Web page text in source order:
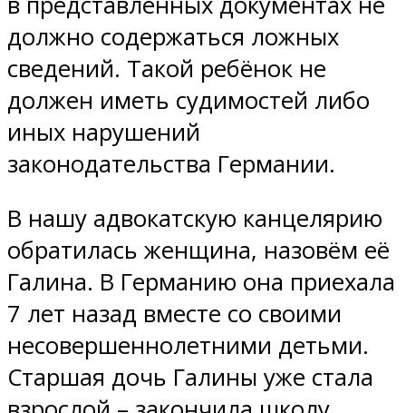
должно содержаться ложных
сведений. Такой ребёнок не
должен иметь судимостей либо
иных нарушений
законодательства Германии.
В нашу адвокатскую канцелярию
обратилась женщина, назовём её
Галина. В Германию она приехала
7 лет назад вместе со своими
несовершеннолетними детьми.
Старшая дочь Галины уже стала